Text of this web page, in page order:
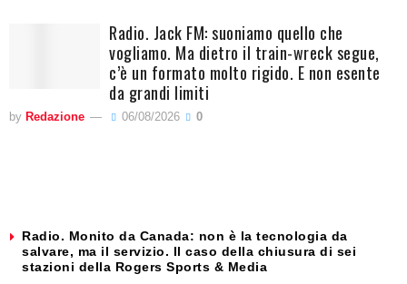
Radio. Jack FM: suoniamo quello che
vogliamo. Ma dietro il train-wreck segue,
c’è un formato molto rigido. E non esente
da grandi limiti
by Redazione 06/08/2026 0
Radio. Monito da Canada: non è la tecnologia da
salvare, ma il servizio. Il caso della chiusura di sei
stazioni della Rogers Sports & Media